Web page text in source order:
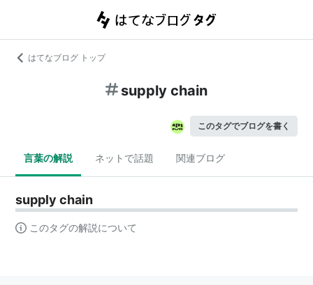
はてなブログ トップ
supply chain
このタグでブログを書く
言葉の解説 ネットで話題 関連ブログ
supply chain
このタグの解説について